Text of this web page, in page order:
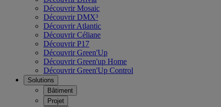
Découvrir Mosaic
Découvrir DMX³
Découvrir Atlantic
Découvrir Céliane
Découvrir P17
Découvrir Green'Up
Découvrir Green'up Home
Découvrir Green'Up Control
Solutions
Bâtiment
Projet